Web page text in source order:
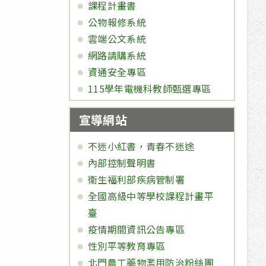
課程計畫書
公物報修系統
雲端公文系統
網路請購系統
資通安全專區
115學年電機科教師甄選專區
宣導網站
不迷小紅書，青春不迷途
內部控制聲明書
衛生福利部疾病管制署
全國高級中等學校課程計畫平
臺
疫情期間資訊公告專區
性別平等教育專區
北門農工藥物濫用防治粉絲團